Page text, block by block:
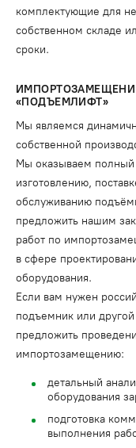
комплектующие для
собственном складе
сроки.
«ПОДЪЕМЛИФТ»
Мы являемся
собственной
Мы оказываем полный
изготовлению,
обслуживанию
предложить нашим
работ по
в сфере
оборудования.
Если вам нужен
подъемник или
предложить
импортозамещению:
детальный
оборудования
подготовка
выполнения